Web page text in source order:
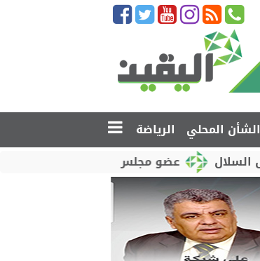
الشأن المحلي
الرياضة
عضو مجلس القيادة محمود الصبيحي يدشّن